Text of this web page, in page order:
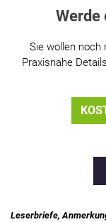
Werde
Sie wollen noch
Praxisnahe
Leserbriefe,